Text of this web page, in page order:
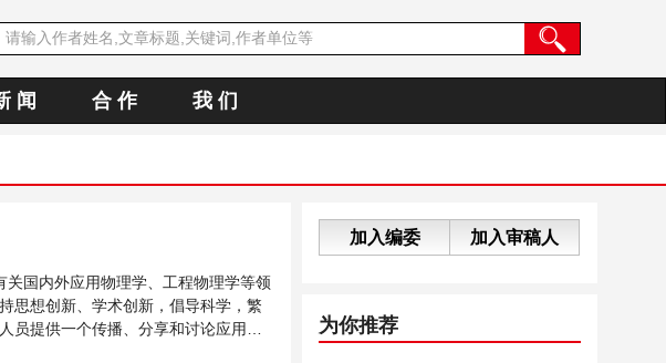
闻 合 作 我 们
关国内外应用物理学、工程物理学等领
思想创新、学术创新，倡导科学，繁
提供一个传播、分享和讨论应用物
加入编委 加入审稿人
为你推荐